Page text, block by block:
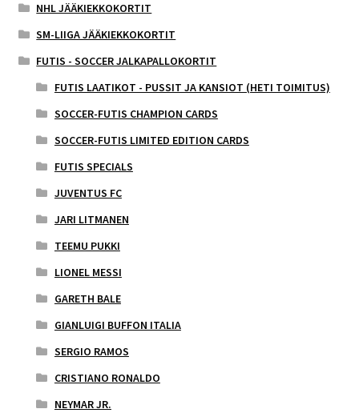
NHL JÄÄKIEKKOKORTIT
SM-LIIGA JÄÄKIEKKOKORTIT
FUTIS - SOCCER JALKAPALLOKORTIT
FUTIS LAATIKOT - PUSSIT JA KANSIOT (HETI TOIMITUS)
SOCCER-FUTIS CHAMPION CARDS
SOCCER-FUTIS LIMITED EDITION CARDS
FUTIS SPECIALS
JUVENTUS FC
JARI LITMANEN
TEEMU PUKKI
LIONEL MESSI
GARETH BALE
GIANLUIGI BUFFON ITALIA
SERGIO RAMOS
CRISTIANO RONALDO
NEYMAR JR.